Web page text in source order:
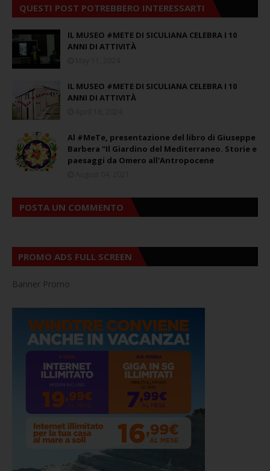
QUESTI POST POTREBBERO INTERESSARTI
IL MUSEO #METE DI SICULIANA CELEBRA I 10
ANNI DI ATTIVITÀ
IL MUSEO #METE DI SICULIANA CELEBRA I 10
ANNI DI ATTIVITÀ
Al #MeTe, presentazione del libro di Giuseppe
Barbera "Il Giardino del Mediterraneo. Storie e
paesaggi da Omero all'Antropocene
POSTA UN COMMENTO
PROMO ADS FULL SCREEN
Banner Promo